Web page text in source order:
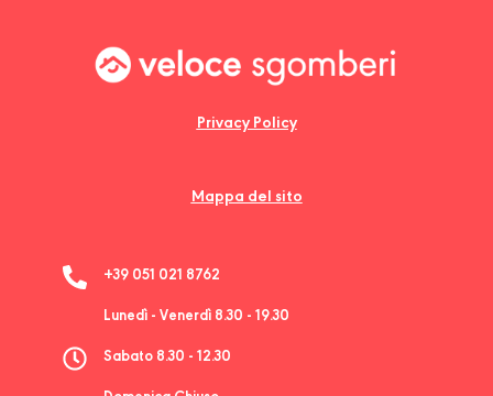
Privacy Policy
Mappa del sito
+39 051 021 8762
Lunedì - Venerdì 8.30 - 19.30
Sabato 8.30 - 12.30